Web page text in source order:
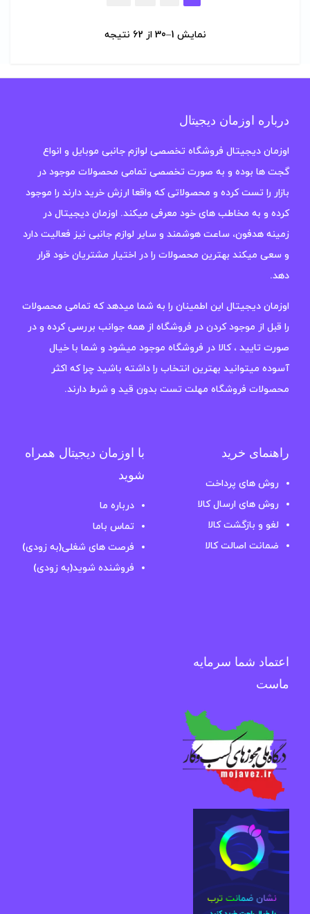
نمایش 1–30 از 62 نتیجه
درباره اوزمان دیجیتال
اوزمان دیجیتال فروشگاه تخصصی لوازم جانبی موبایل و انواع
گجت ها بوده و به صورت تخصصی تمامی محصولات موجود در
بازار را تست کرده و محصولاتی که واقعا ارزش خرید دارند را موجود
کرده و به مخاطب های خود معرفی میکند. اوزمان دیجیتال در
زمینه هدفون، ساعت هوشمند و سایر لوازم جانبی نیز فعالیت دارد
و سعی میکند بهترین محصولات را در اختیار مشتریان خود قرار
دهد.
اوزمان دیجیتال این اطمینان را به شما میدهد که تمامی محصولات
را قبل از موجود کردن در فروشگاه از همه جوانب بررسی کرده و در
صورت تایید ، کالا در فروشگاه موجود میشود و شما با خیال
آسوده میتوانید بهترین انتخاب را داشته باشید چرا که اکثر
محصولات فروشگاه مهلت تست بدون قید و شرط دارند.
راهنمای خرید
روش های پرداخت
روش های ارسال کالا
لغو و بازگشت کالا
ضمانت اصالت کالا
با اوزمان دیجیتال همراه
شوید
درباره ما
تماس باما
فرصت های شغلی(به زودی)
فروشنده شوید(به زودی)
اعتماد شما سرمایه
ماست